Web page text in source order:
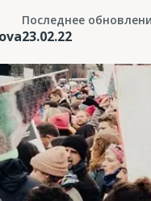
Последнее
23.02.22